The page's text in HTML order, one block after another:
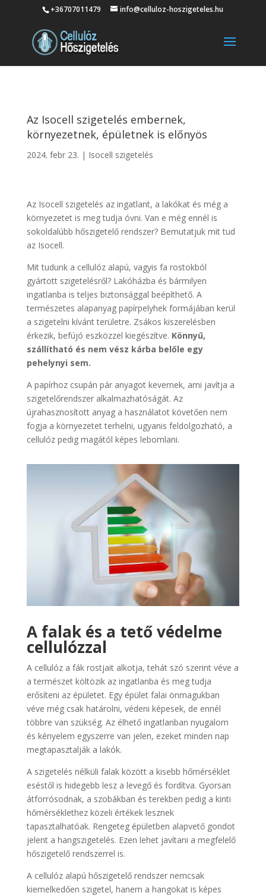
+36707011479 info@celluloz-hoszigeteles.hu
Az Isocell szigetelés embernek,
környezetnek, épületnek is előnyös
2024. febr 23. | Isocell szigetelés
Az Isocell szigetelés az ingatlant, a lakókat és még a
környezetet is meg tudja óvni. Van e még ennél is
sokoldalúbb hőszigetelő rendszer? Bemutatjuk mit tud
az Isocell.
Mit tudunk a cellulóz alapú, vagyis fa rostokból
gyártott szigetelésről? Lakóházba és bármilyen
ingatlanba is teljes biztonsággal beépíthető. A
természetes alapanyag papírpelyhek formájában kerül
a szigetelni kívánt területre. Zsákos kiszerelésben
érkezik, befújó eszközzel kiegészítve. Könnyű,
szállítható és nem vész kárba belőle egy
pehelynyi sem.
A papírhoz csupán pár anyagot kevernek, ami javítja a
szigetelőrendszer alkalmazhatóságát. Az
újrahasznosított anyag a használatot követően nem
fogja a környezetet terhelni, ugyanis feldolgozható, a
cellulóz pedig magától képes lebomlani.
A falak és a tető védelme
cellulózzal
A cellulóz a fák rostjait alkotja, tehát szó szerint véve a
a természet költözik az ingatlanba és meg tudja
erősíteni az épületet. Egy épület falai önmagukban
véve még csak határolni, védeni képesek, de ennél
többre van szükség. Az élhető ingatlanban nyugalom
és kényelem egyszerre van jelen, ezeket minden nap
megtapasztalják a lakók.
A szigetelés nélküli falak között a kisebb hőmérséklet
eséstől is hidegebb lesz a levegő és fordítva. Gyorsan
átforrósodnak, a szobákban és terekben pedig a kinti
hőmérséklethez közeli értékek lesznek
tapasztalhatóak. Rengeteg épületben alapvető gondot
jelent a hangszigetelés. Ezen lehet javítani a megfelelő
hőszigetelő rendszerrel is.
A cellulóz alapú hőszigetelő rendszer nemcsak
kiemelkedően szigetel, hanem a hangokat is képes